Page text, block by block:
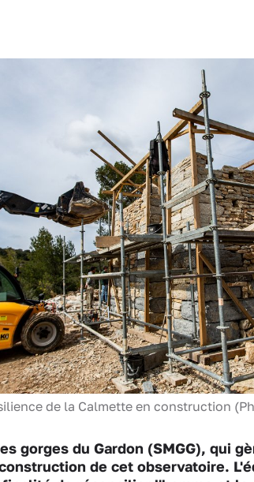
de la Calmette en construction
gorges du Gardon (SMGG), qui
de cet observatoire.